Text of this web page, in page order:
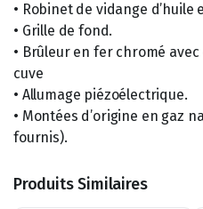
• Robinet de vidange d’huile
• Grille de fond.
• Brûleur en fer chromé
cuve
• Allumage piézoélectrique.
• Montées d’origine en gaz
fournis).
Produits Similaires